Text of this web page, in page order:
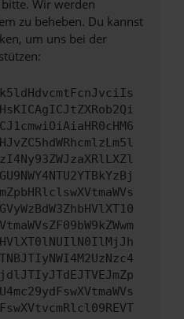
Wir werden
zu beheben. Du kannst
um uns bei der